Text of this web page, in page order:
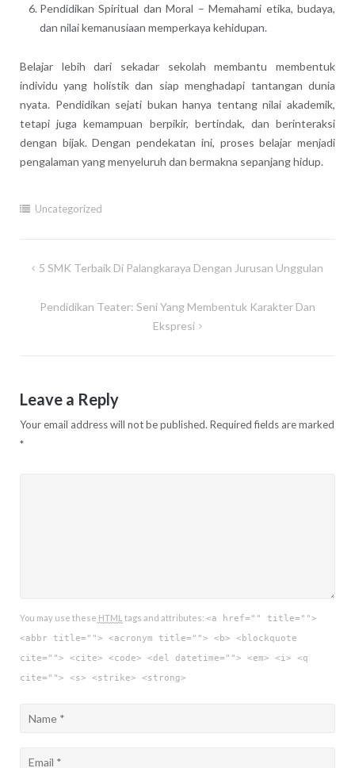
Pendidikan Spiritual dan Moral – Memahami etika, budaya,
dan nilai kemanusiaan memperkaya kehidupan.
Belajar lebih dari sekadar sekolah membantu membentuk
individu yang holistik dan siap menghadapi tantangan dunia
nyata. Pendidikan sejati bukan hanya tentang nilai akademik,
tetapi juga kemampuan berpikir, bertindak, dan berinteraksi
dengan bijak. Dengan pendekatan ini, proses belajar menjadi
pengalaman yang menyeluruh dan bermakna sepanjang hidup.
Uncategorized
Post
5 SMK Terbaik Di Palangkaraya Dengan Jurusan Unggulan
Pendidikan Teater: Seni Yang Membentuk Karakter Dan
Ekspresi
Leave a Reply
Your email address will not be published. Required fields are marked
*
You may use these HTML tags and attributes: <a href="" title="">
<abbr title=""> <acronym title=""> <b> <blockquote
cite=""> <cite> <code> <del datetime=""> <em> <i> <q
cite=""> <s> <strike> <strong>